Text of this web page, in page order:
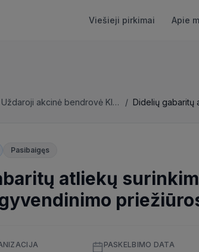
Viešieji pirkimai Apie
Uždaroji akcinė bendrovė Klaipėdos regiono atliekų tvarkymo centras /
Pasibaigęs
atliekų
PASKELBIMO DATA